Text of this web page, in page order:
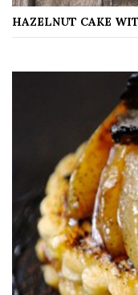
HAZELNUT CAKE